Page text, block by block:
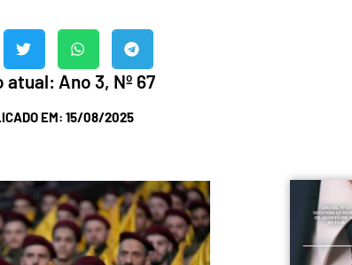
atual: Ano 3, Nº 67
EM: 15/08/2025